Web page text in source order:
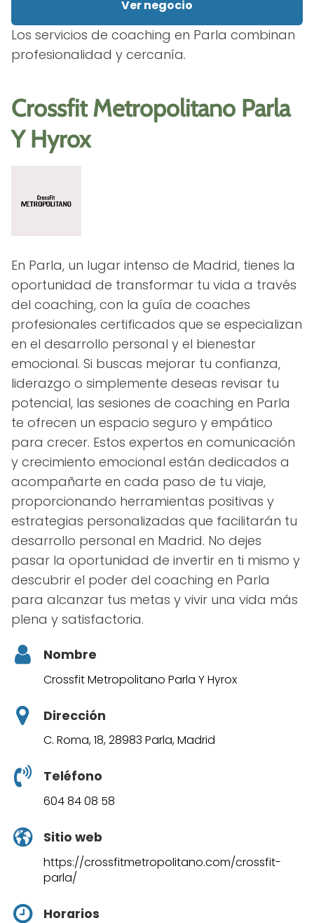
Ver negocio
Los servicios de coaching en Parla combinan
profesionalidad y cercanía.
Crossfit Metropolitano Parla
Y Hyrox
En Parla, un lugar intenso de Madrid, tienes la
oportunidad de transformar tu vida a través
del coaching, con la guía de coaches
profesionales certificados que se especializan
en el desarrollo personal y el bienestar
emocional. Si buscas mejorar tu confianza,
liderazgo o simplemente deseas revisar tu
potencial, las sesiones de coaching en Parla
te ofrecen un espacio seguro y empático
para crecer. Estos expertos en comunicación
y crecimiento emocional están dedicados a
acompañarte en cada paso de tu viaje,
proporcionando herramientas positivas y
estrategias personalizadas que facilitarán tu
desarrollo personal en Madrid. No dejes
pasar la oportunidad de invertir en ti mismo y
descubrir el poder del coaching en Parla
para alcanzar tus metas y vivir una vida más
plena y satisfactoria.
Nombre
Crossfit Metropolitano Parla Y Hyrox
Dirección
C. Roma, 18, 28983 Parla, Madrid
Teléfono
604 84 08 58
Sitio web
https://crossfitmetropolitano.com/crossfit-
parla/
Horarios